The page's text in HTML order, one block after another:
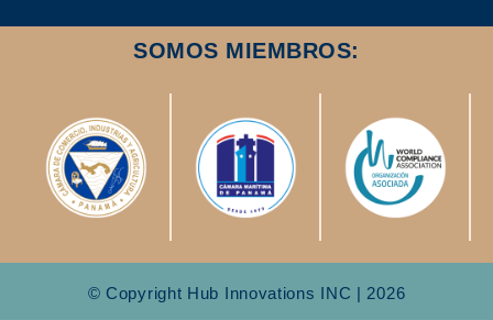
SOMOS MIEMBROS:
© Copyright Hub Innovations INC | 2026